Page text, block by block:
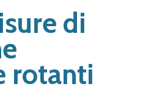
di
rotanti